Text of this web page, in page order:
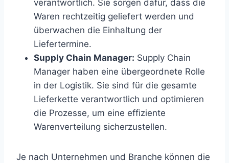
verantwortlich. Sie sorgen dafür, dass die
Waren rechtzeitig geliefert werden und
überwachen die Einhaltung der
Liefertermine.
Supply Chain Manager: Supply Chain
Manager haben eine übergeordnete Rolle
in der Logistik. Sie sind für die gesamte
Lieferkette verantwortlich und optimieren
die Prozesse, um eine effiziente
Warenverteilung sicherzustellen.
Je nach Unternehmen und Branche können die